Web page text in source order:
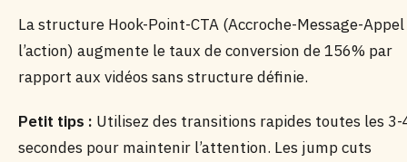
La structure Hook-Point-CTA (Accroche-Message-Appel
l’action) augmente le taux de conversion de 156% par
rapport aux vidéos sans structure définie.
Petit tips : Utilisez des transitions rapides toutes les 3-
secondes pour maintenir l’attention. Les jump cuts